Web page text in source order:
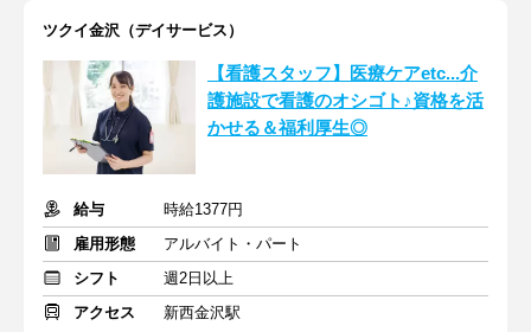
ツクイ金沢（デイサービス）
【看護スタッフ】医療ケアetc...介
護施設で看護のオシゴト♪資格を活
かせる＆福利厚生◎
給与
時給1377円
雇用形態
アルバイト・パート
シフト
週2日以上
アクセス
新西金沢駅